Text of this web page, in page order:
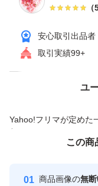
★返品交換はお受け
縫製が甘い、荒い
接着剤のはみ出し
洗濯表記が無いもの
商品は一点一点、
（
安心取引出品者
取引実績99+
ユ
Yahoo!フリマが定めた
付与しています
安心取引出品者
価格の相談
この商
商品画像の無
この商品をみてい